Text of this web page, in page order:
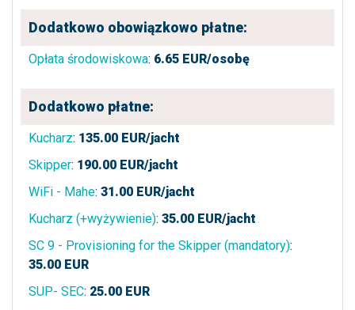
Dodatkowo obowiązkowo płatne:
Opłata środowiskowa: 6.65 EUR/osobę
Dodatkowo płatne:
Kucharz: 135.00 EUR/jacht
Skipper: 190.00 EUR/jacht
WiFi - Mahe: 31.00 EUR/jacht
Kucharz (+wyżywienie): 35.00 EUR/jacht
SC 9 - Provisioning for the Skipper (mandatory):
35.00 EUR
SUP- SEC: 25.00 EUR